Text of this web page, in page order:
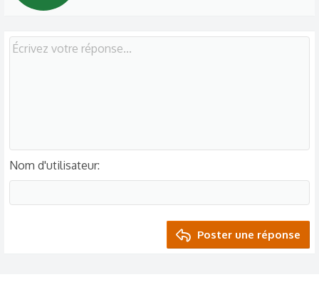
e
n
Nom d'utilisateur
Poster une réponse